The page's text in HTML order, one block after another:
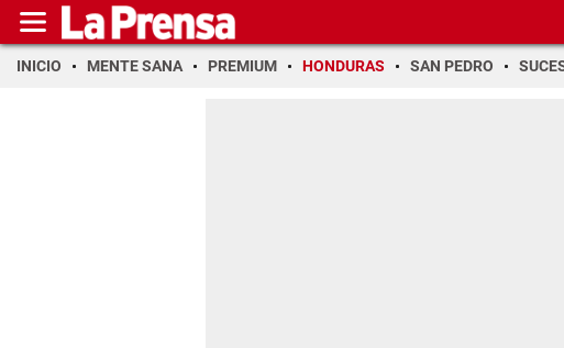
INICIO MENTE SANA PREMIUM HONDURAS SAN PEDRO